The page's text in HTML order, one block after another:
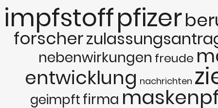
impfstoffpfizer
forscher
nebenwirkungen freude
entwicklung nachrichten
geimpftfirma